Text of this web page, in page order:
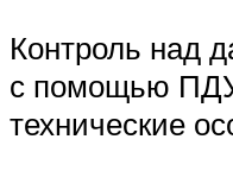
Контроль над
с помощью
технические